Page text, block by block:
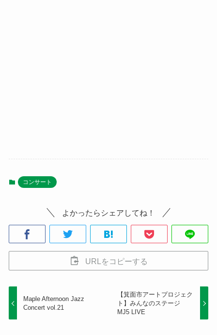
コンサート
よかったらシェアしてね！
URLをコピーする
Maple Afternoon Jazz
Concert vol.21
【箕面市アートプロジェク
ト】みんなのステージ
MJ5 LIVE